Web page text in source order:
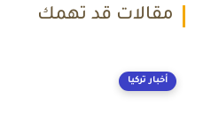
مقالات قد تهمك
أخبار تركيا